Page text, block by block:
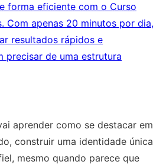
forma eficiente com o Curso
Com apenas 20 minutos por dia,
resultados rápidos e
precisar de uma estrutura
aprender como se destacar em
construir uma identidade única
mesmo quando parece que